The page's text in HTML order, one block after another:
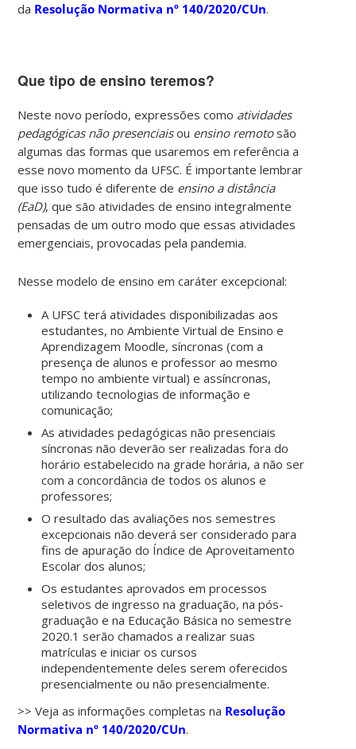
da Resolução Normativa nº 140/2020/CUn.
Que tipo de ensino teremos?
Neste novo período, expressões como atividades
pedagógicas não presenciaisou ensino remotosão
algumas das formas que usaremos em referência a
esse novo momento da UFSC. É importante lembrar
que isso tudo é diferente de ensino a distância
(EaD), que são atividades de ensino integralmente
pensadas de um outro modo que essas atividades
emergenciais, provocadas pela pandemia.
Nesse modelo de ensino em caráter excepcional:
A UFSC terá atividades disponibilizadas aos
estudantes, no Ambiente Virtual de Ensino e
Aprendizagem Moodle, síncronas (com a
presença de alunos e professor ao mesmo
tempo no ambiente virtual) e assíncronas,
utilizando tecnologias de informação e
comunicação;
As atividades pedagógicas não presenciais
síncronas não deverão ser realizadas fora do
horário estabelecido na grade horária, a não ser
com a concordância de todos os alunos e
professores;
O resultado das avaliações nos semestres
excepcionais não deverá ser considerado para
fins de apuração do Índice de Aproveitamento
Escolar dos alunos;
Os estudantes aprovados em processos
seletivos de ingresso na graduação, na pós-
graduação e na Educação Básica no semestre
2020.1 serão chamados a realizar suas
matrículas e iniciar os cursos
independentemente deles serem oferecidos
presencialmente ou não presencialmente.
>> Veja as informações completas na Resolução
Normativa nº 140/2020/CUn.